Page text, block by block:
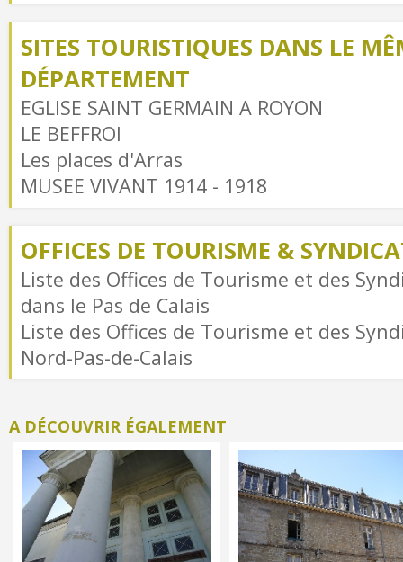
SITES TOURISTIQUES DANS LE
DÉPARTEMENT
EGLISE SAINT GERMAIN A ROYON
LE BEFFROI
Les places d'Arras
MUSEE VIVANT 1914 - 1918
OFFICES DE TOURISME &
Liste des Offices de Tourisme et des
dans le Pas de Calais
Liste des Offices de Tourisme et des
Nord-Pas-de-Calais
A DÉCOUVRIR ÉGALEMENT